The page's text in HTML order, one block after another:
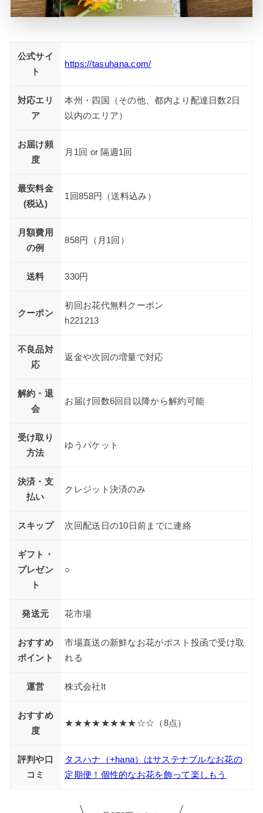
公式サイ
ト
https://tasuhana.com/
対応エリ
ア
本州・四国（その他、都内より配達日数2日
以内のエリア）
お届け頻
度
月1回 or 隔週1回
最安料金
(税込)
1回858円（送料込み）
月額費用
の例
858円（月1回）
送料 330円
クーポン
初回お花代無料クーポン
h221213
不良品対
応
返金や次回の増量で対応
解約・退
会
お届け回数6回目以降から解約可能
受け取り
方法
ゆうパケット
決済・支
払い
クレジット決済のみ
スキップ 次回配送日の10日前までに連絡
ギフト・
プレゼン
ト
○
発送元 花市場
おすすめ
ポイント
市場直送の新鮮なお花がポスト投函で受け取
れる
運営 株式会社It
おすすめ
度
★★★★★★★★☆☆（8点）
評判や口
コミ
タスハナ（+hana）はサステナブルなお花の
定期便！個性的なお花を飾って楽しもう